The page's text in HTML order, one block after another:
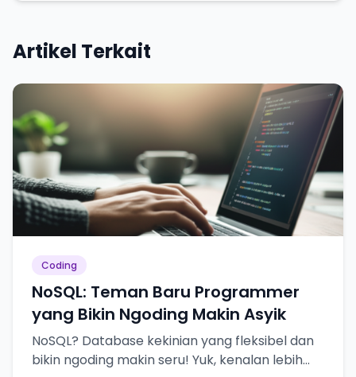
Artikel Terkait
Coding
NoSQL: Teman Baru Programmer
yang Bikin Ngoding Makin Asyik
NoSQL? Database kekinian yang fleksibel dan
bikin ngoding makin seru! Yuk, kenalan lebih